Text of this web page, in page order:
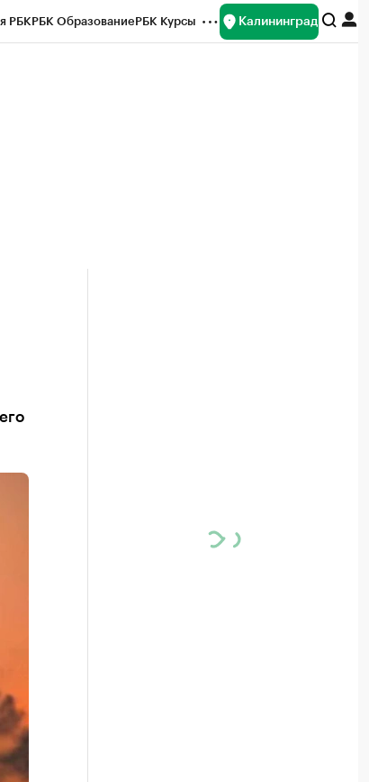
РБКРБК ОбразованиеРБК Курсы Калининград